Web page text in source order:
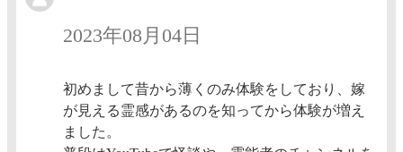
2023年08月04日
初めまして昔から薄くのみ体験をしており、嫁
が見える霊感があるのを知ってから体験が増え
ました。